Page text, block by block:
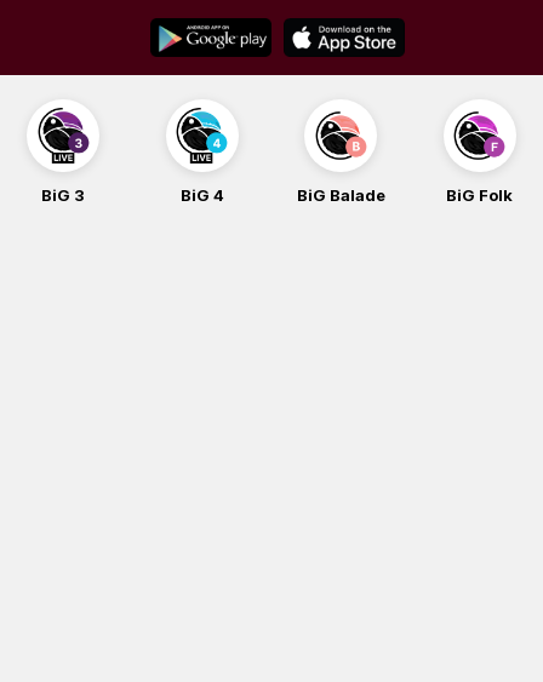
content
BiG 3 BiG 4 BiG Balade BiG Folk